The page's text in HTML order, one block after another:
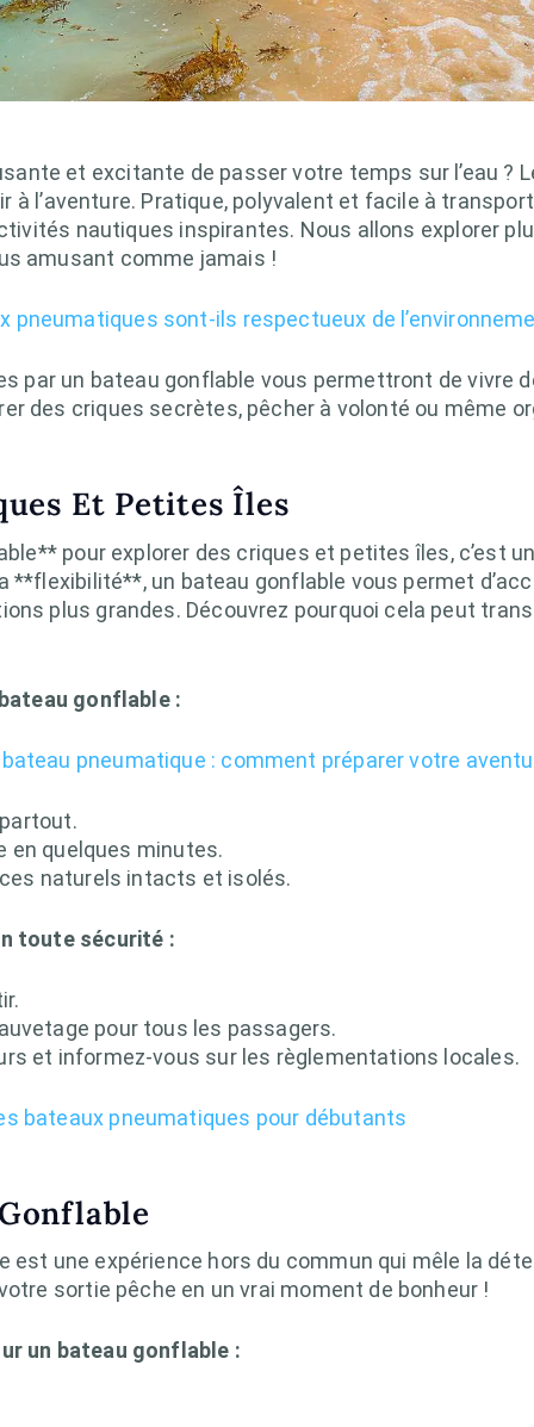
et excitante de passer votre temps sur l’eau ?
à l’aventure. Pratique, polyvalent et facile à
nautiques inspirantes. Nous allons explorer
amusant comme jamais !
pneumatiques sont-ils respectueux de
par un bateau gonflable vous permettront de vivre
des criques secrètes, pêcher à volonté ou même
Et Petites Îles
pour explorer des criques et petites îles, c’est
**flexibilité**, un bateau gonflable vous permet
plus grandes. Découvrez pourquoi cela peut
gonflable :
pneumatique : comment préparer votre
en quelques minutes.
naturels intacts et isolés.
toute sécurité :
pour tous les passagers.
et informez-vous sur les règlementations locales.
bateaux pneumatiques pour débutants
une expérience hors du commun qui mêle la
sortie pêche en un vrai moment de bonheur !
un bateau gonflable :